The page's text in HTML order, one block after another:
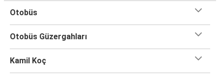
Otobüs
Otobüs Güzergahları
Kamil Koç